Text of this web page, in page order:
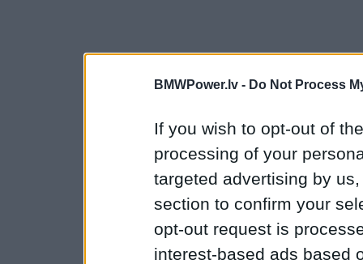
BMWPower.lv - Do Not Process
If you wish to opt-out of
processing of your
targeted advertising by
section to confirm your
opt-out request is
interest-based ads based